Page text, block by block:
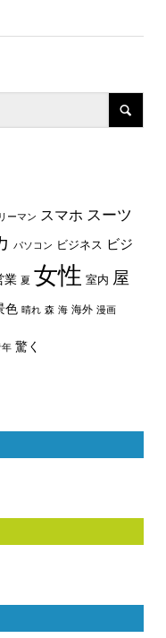
ーマン スマホ スーツ
パソコン ビジネス ビジ
業 夏 女性 室内 屋
色 晴れ 森 海 海外 漫画
年 驚く